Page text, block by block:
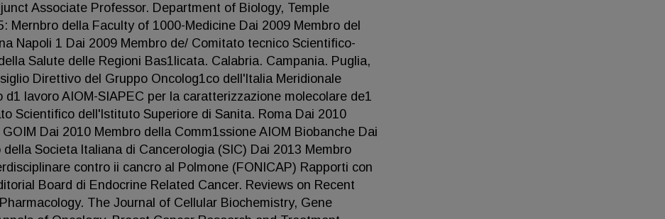
Associate Professor. Department of Biology, Temple
Mernbro della Faculty of 1000-Medicine Dai 2009 Membro del
Napoli 1 Dai 2009 Membro de/ Comitato tecnico Scientifico-
Salute delle Regioni Bas1licata. Calabria. Campania. Puglia,
Direttivo del Gruppo Oncolog1co dell'ltalia Meridionale
d1 lavoro AIOM-SIAPEC per la caratterizzazione molecolare de1
Scientifico dell'lstituto Superiore di Sanita. Roma Dai 2010
Dai 2010 Membro della Comm1ssione AIOM Biobanche Dai
Societa ltaliana di Cancerologia (SIC) Dai 2013 Membro
contro ii cancro al Polmone (FONICAP) Rapporti con
Board di Endocrine Related Cancer. Reviews on Recent
The Journal of Cellular Biochemistry, Gene